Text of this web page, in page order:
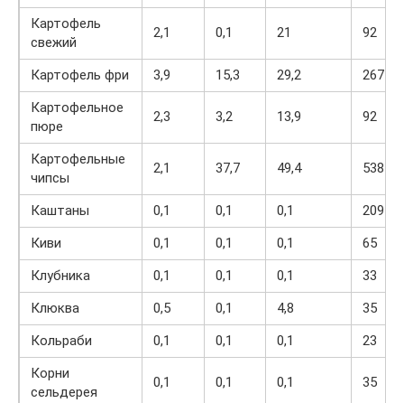
Картофель
свежий
2,1 0,1 21 92
Картофель фри 3,9 15,3 29,2
267
Картофельное
пюре
2,3 3,2 13,9 92
Картофельные
чипсы
2,1 37,7 49,4 538
Каштаны 0,1 0,1 0,1
209
Киви
0,1 0,1 0,1
65
Клубника
0,1 0,1 0,1
33
Клюква
0,5 0,1 4,8
35
Кольраби
0,1 0,1 0,1
23
Корни
сельдерея
0,1 0,1 0,1 35